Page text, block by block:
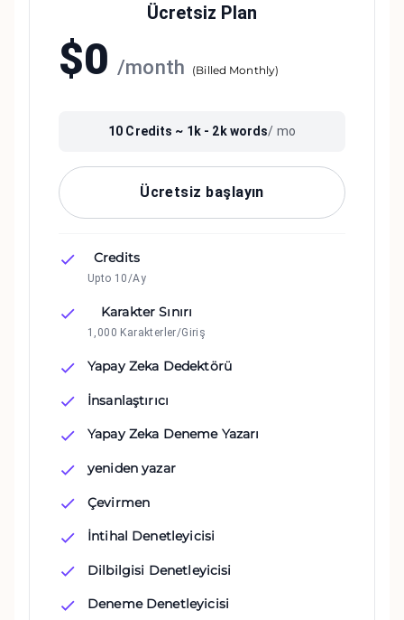
Ücretsiz Plan
$0 /month (Billed Monthly)
10 Credits ~ 1k - 2kwords/ mo
Ücretsiz başlayın
Credits
Upto 10/Ay
Karakter Sınırı
1,000 Karakterler/Giriş
Yapay Zeka Dedektörü
İnsanlaştırıcı
Yapay Zeka Deneme Yazarı
yeniden yazar
Çevirmen
İntihal Denetleyicisi
Dilbilgisi Denetleyicisi
Deneme Denetleyicisi